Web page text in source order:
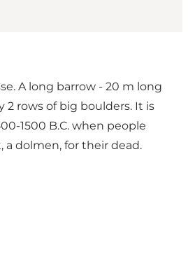
A long barrow - 20 m long
2 rows of big boulders. It is
1500 B.C. when people
a dolmen, for their dead.